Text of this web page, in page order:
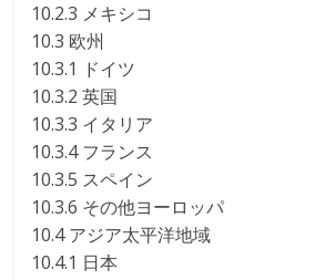
10.2.3 メキシコ
10.3 欧州
10.3.1 ドイツ
10.3.2 英国
10.3.3 イタリア
10.3.4 フランス
10.3.5 スペイン
10.3.6 その他ヨーロッパ
10.4 アジア太平洋地域
10.4.1 日本